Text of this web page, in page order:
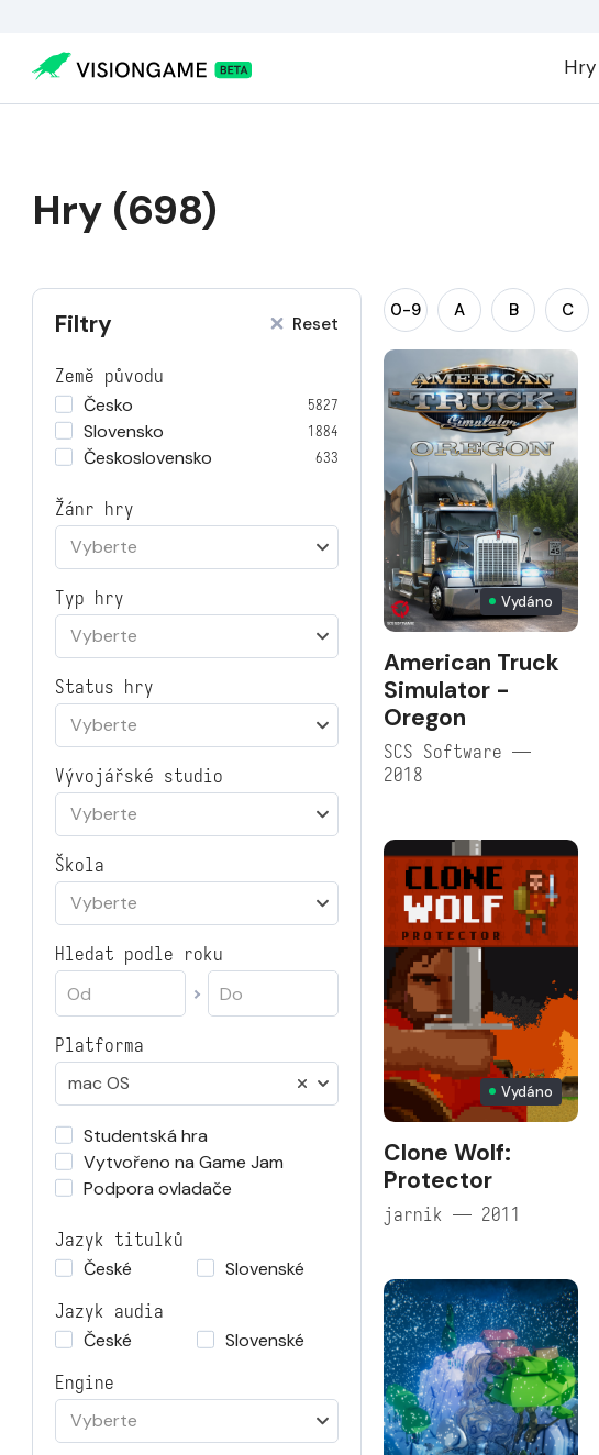
Hry
Hry (698)
Filtry Reset
Země původu
Česko
5827
Slovensko 1884
Československo 633
Žánr hry
Vyberte
Typ hry
Vyberte
Status hry
Vyberte
Vývojářské studio
Vyberte
Škola
Vyberte
Hledat podle roku
Platforma
mac OS
Studentská hra
Vytvořeno na Game Jam
Podpora ovladače
Jazyk titulků
České
Slovenské
Jazyk audia
České
Slovenské
Engine
Vyberte
0-9 A B C
Vydáno
American Truck
Simulator -
Oregon
SCS Software —
2018
Vydáno
Clone Wolf:
Protector
jarnik — 2011